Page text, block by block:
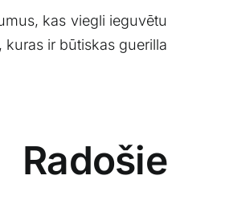
⁤kas viegli ieguvētu
ir būtiskas guerilla